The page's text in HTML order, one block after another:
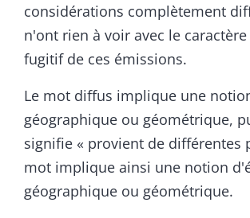
considérations complètement
n'ont rien à voir avec le
fugitif de ces émissions.
Le mot diffus implique une
géographique ou géométrique,
signifie « provient de différentes
mot implique ainsi une notion
géographique ou géométrique.